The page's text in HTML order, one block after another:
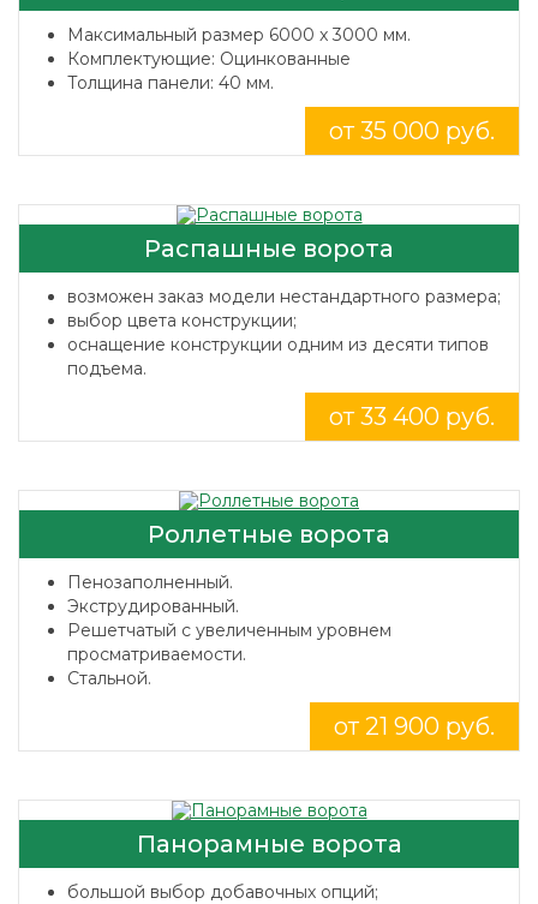
Максимальный размер 6000 x 3000 мм.
Комплектующие: Оцинкованные
Толщина панели: 40 мм.
от 35 000 руб.
Распашные ворота
возможен заказ модели нестандартного размера;
выбор цвета конструкции;
оснащение конструкции одним из десяти типов
подъема.
от 33 400 руб.
Роллетные ворота
Пенозаполненный.
Экструдированный.
Решетчатый с увеличенным уровнем
просматриваемости.
Стальной.
от 21 900 руб.
Панорамные ворота
большой выбор добавочных опций;